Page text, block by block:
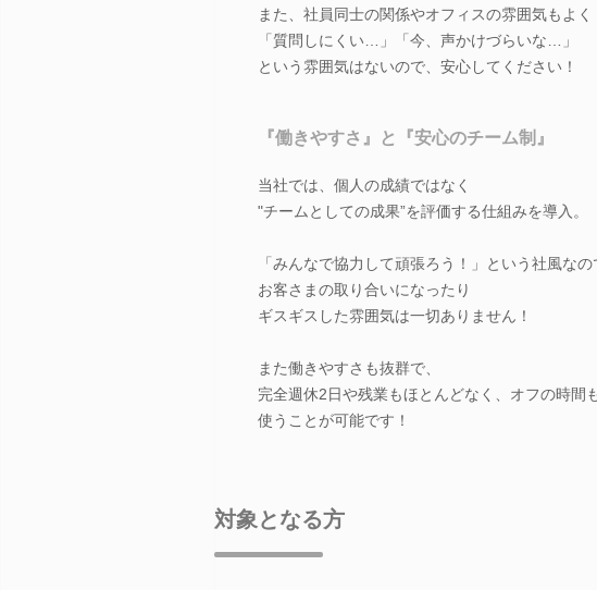
また、社員同士の関係やオフィスの雰囲気もよく
「質問しにくい…」「今、声かけづらいな…」
という雰囲気はないので、安心してください！
『働きやすさ』と『安心のチーム制』
当社では、個人の成績ではなく
"チームとしての成果”を評価する仕組みを導入。
「みんなで協力して頑張ろう！」という社風なの
お客さまの取り合いになったり
ギスギスした雰囲気は一切ありません！
また働きやすさも抜群で、
完全週休2日や残業もほとんどなく、オフの時間
使うことが可能です！
対象となる方